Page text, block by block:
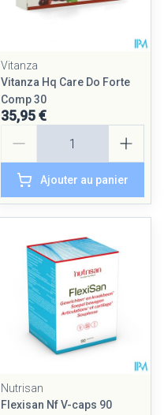
Vitanza
Vitanza Hq Care Do Forte
Comp 30
35,95 €
Ajouter au panier
Nutrisan
Flexisan Nf V-caps 90